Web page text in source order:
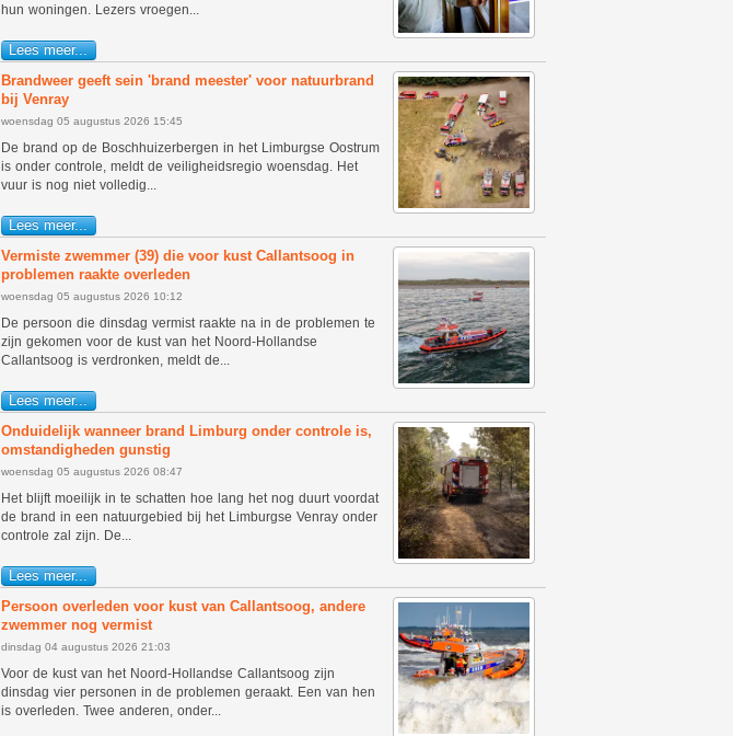
hun woningen. Lezers vroegen...
Lees meer...
Brandweer geeft sein 'brand meester' voor natuurbrand
bij Venray
woensdag 05 augustus 2026 15:45
De brand op de Boschhuizerbergen in het Limburgse Oostrum
is onder controle, meldt de veiligheidsregio woensdag. Het
vuur is nog niet volledig...
Lees meer...
Vermiste zwemmer (39) die voor kust Callantsoog in
problemen raakte overleden
woensdag 05 augustus 2026 10:12
De persoon die dinsdag vermist raakte na in de problemen te
zijn gekomen voor de kust van het Noord-Hollandse
Callantsoog is verdronken, meldt de...
Lees meer...
Onduidelijk wanneer brand Limburg onder controle is,
omstandigheden gunstig
woensdag 05 augustus 2026 08:47
Het blijft moeilijk in te schatten hoe lang het nog duurt voordat
de brand in een natuurgebied bij het Limburgse Venray onder
controle zal zijn. De...
Lees meer...
Persoon overleden voor kust van Callantsoog, andere
zwemmer nog vermist
dinsdag 04 augustus 2026 21:03
Voor de kust van het Noord-Hollandse Callantsoog zijn
dinsdag vier personen in de problemen geraakt. Een van hen
is overleden. Twee anderen, onder...